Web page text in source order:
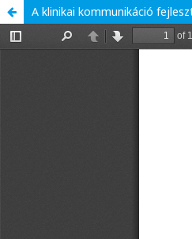
A klinikai kommunikáció